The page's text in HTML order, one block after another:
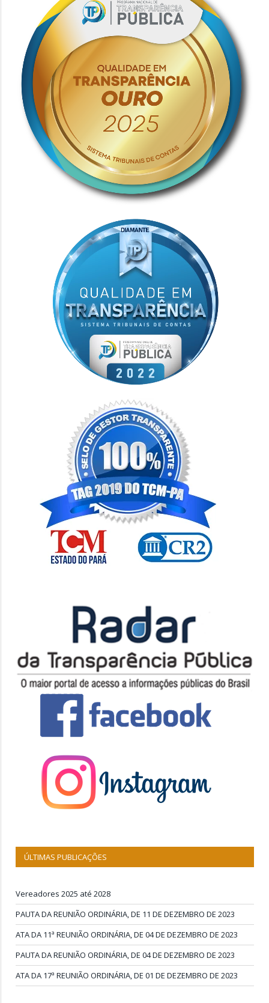
ÚLTIMAS PUBLICAÇÕES
Vereadores 2025 até 2028
PAUTA DA REUNIÃO ORDINÁRIA, DE 11 DE DEZEMBRO DE 2023
ATA DA 11ª REUNIÃO ORDINÁRIA, DE 04 DE DEZEMBRO DE 2023
PAUTA DA REUNIÃO ORDINÁRIA, DE 04 DE DEZEMBRO DE 2023
ATA DA 17ª REUNIÃO ORDINÁRIA, DE 01 DE DEZEMBRO DE 2023